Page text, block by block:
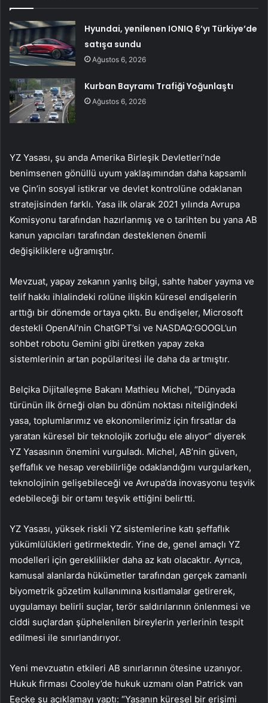
Hyundai, yenilenen IONIQ 6’yı Türkiye’de
satışa sundu
Ağustos 6, 2026
Kurban Bayramı Trafiği Yoğunlaştı
Ağustos 6, 2026
YZ Yasası, şu anda Amerika Birleşik Devletleri’nde
benimsenen gönüllü uyum yaklaşımından daha kapsamlı
ve Çin’in sosyal istikrar ve devlet kontrolüne odaklanan
stratejisinden farklı. Yasa ilk olarak 2021 yılında Avrupa
Komisyonu tarafından hazırlanmış ve o tarihten bu yana AB
kanun yapıcıları tarafından desteklenen önemli
değişikliklere uğramıştır.
Mevzuat, yapay zekanın yanlış bilgi, sahte haber yayma ve
telif hakkı ihlalindeki rolüne ilişkin küresel endişelerin
arttığı bir dönemde ortaya çıktı. Bu endişeler, Microsoft
destekli OpenAI’nin ChatGPT’si ve NASDAQ:GOOGL’un
sohbet robotu Gemini gibi üretken yapay zeka
sistemlerinin artan popülaritesi ile daha da artmıştır.
Belçika Dijitalleşme Bakanı Mathieu Michel, “Dünyada
türünün ilk örneği olan bu dönüm noktası niteliğindeki
yasa, toplumlarımız ve ekonomilerimiz için fırsatlar da
yaratan küresel bir teknolojik zorluğu ele alıyor” diyerek
YZ Yasasının önemini vurguladı. Michel, AB’nin güven,
şeffaflık ve hesap verebilirliğe odaklandığını vurgularken,
teknolojinin gelişebileceği ve Avrupa’da inovasyonu teşvik
edebileceği bir ortamı teşvik ettiğini belirtti.
YZ Yasası, yüksek riskli YZ sistemlerine katı şeffaflık
yükümlülükleri getirmektedir. Yine de, genel amaçlı YZ
modelleri için gereklilikler daha az katı olacaktır. Ayrıca,
kamusal alanlarda hükümetler tarafından gerçek zamanlı
biyometrik gözetim kullanımına kısıtlamalar getirerek,
uygulamayı belirli suçlar, terör saldırılarının önlenmesi ve
ciddi suçlardan şüphelenilen bireylerin yerlerinin tespit
edilmesi ile sınırlandırıyor.
Yeni mevzuatın etkileri AB sınırlarının ötesine uzanıyor.
Hukuk firması Cooley’de hukuk uzmanı olan Patrick van
Eecke şu açıklamayı yaptı: “Yasanın küresel bir erişimi